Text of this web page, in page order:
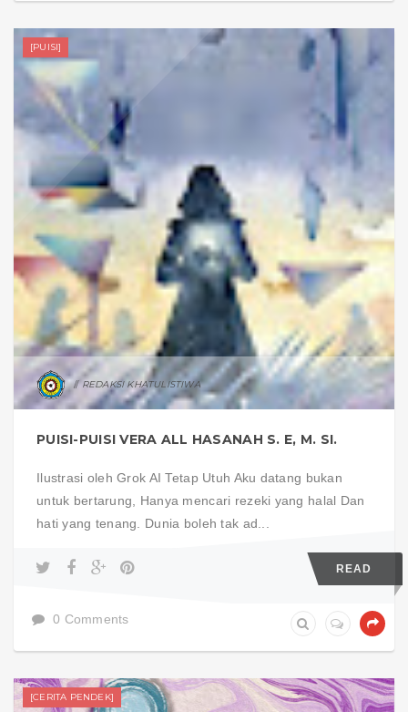
[PUISI]
REDAKSI KHATULISTIWA
PUISI-PUISI VERA ALL HASANAH S. E, M. SI.
Ilustrasi oleh Grok AI Tetap Utuh Aku datang bukan
untuk bertarung, Hanya mencari rezeki yang halal Dan
hati yang tenang. Dunia boleh tak ad...
READ
0 Comments
[CERITA PENDEK]